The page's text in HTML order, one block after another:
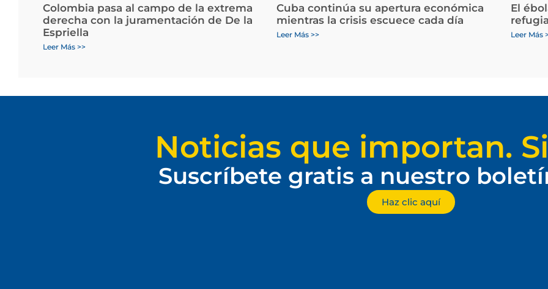
Colombia pasa al campo de la extrema
derecha con la juramentación de De la
Espriella
Leer Más >>
Cuba continúa su apertura económica
mientras la crisis escuece cada día
Leer Más >>
El
Leer Más
Noticias que importan.
Suscríbete gratis a nuestro
Haz clic aquí